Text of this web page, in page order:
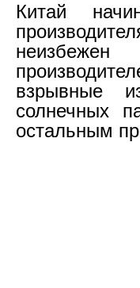
Китай
взрывные
солнечных
остальным